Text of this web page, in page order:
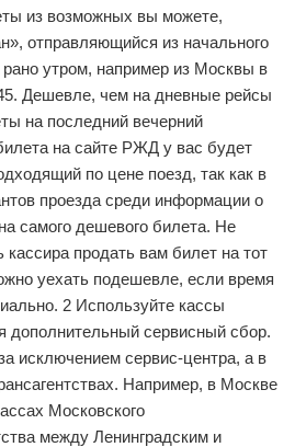
из возможных вы можете,
отправляющийся из начального
рано утром, например из Москвы в
Дешевле, чем на дневные рейсы
на последний вечерний
на сайте РЖД у вас будет
по цене поезд, так как в
проезда среди информации о
самого дешевого билета. Не
кассира продать вам билет на тот
уехать подешевле, если время
2 Используйте кассы
дополнительный сервисный сбор.
исключением сервис-центра, а в
Например, в Москве
Московского
между Ленинградским и